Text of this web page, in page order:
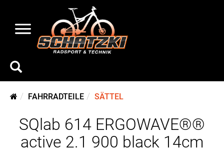
FAHRRADTEILE SÄTTEL
SQlab 614 ERGOWAVE®®
active 2.1 900 black 14cm